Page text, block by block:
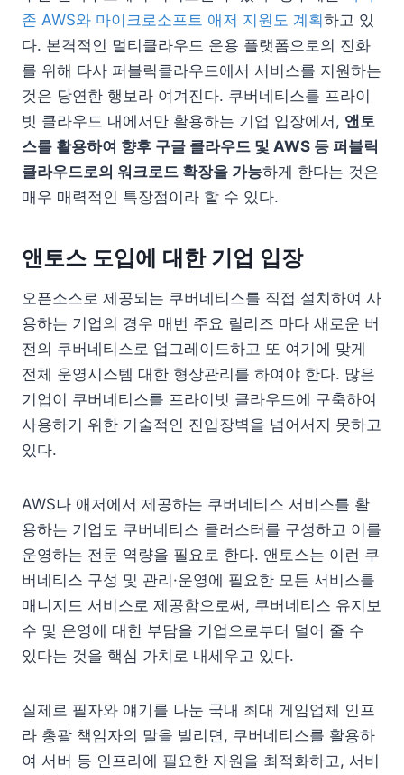
존 AWS와 마이크로소프트 애저 지원도 계획하고 있
다. 본격적인 멀티클라우드 운용 플랫폼으로의 진화
를 위해 타사 퍼블릭클라우드에서 서비스를 지원하는
것은 당연한 행보라 여겨진다. 쿠버네티스를 프라이
빗 클라우드 내에서만 활용하는 기업 입장에서, 앤토
스를 활용하여 향후 구글 클라우드 및 AWS 등 퍼블릭
클라우드로의 워크로드 확장을 가능하게 한다는 것은
매우 매력적인 특장점이라 할 수 있다.
앤토스 도입에 대한 기업 입장
오픈소스로 제공되는 쿠버네티스를 직접 설치하여 사
용하는 기업의 경우 매번 주요 릴리즈 마다 새로운 버
전의 쿠버네티스로 업그레이드하고 또 여기에 맞게
전체 운영시스템 대한 형상관리를 하여야 한다. 많은
기업이 쿠버네티스를 프라이빗 클라우드에 구축하여
사용하기 위한 기술적인 진입장벽을 넘어서지 못하고
있다.
AWS나 애저에서 제공하는 쿠버네티스 서비스를 활
용하는 기업도 쿠버네티스 클러스터를 구성하고 이를
운영하는 전문 역량을 필요로 한다. 앤토스는 이런 쿠
버네티스 구성 및 관리·운영에 필요한 모든 서비스를
매니지드 서비스로 제공함으로써, 쿠버네티스 유지보
수 및 운영에 대한 부담을 기업으로부터 덜어 줄 수
있다는 것을 핵심 가치로 내세우고 있다.
실제로 필자와 얘기를 나눈 국내 최대 게임업체 인프
라 총괄 책임자의 말을 빌리면, 쿠버네티스를 활용하
여 서버 등 인프라에 필요한 자원을 최적화하고, 서비